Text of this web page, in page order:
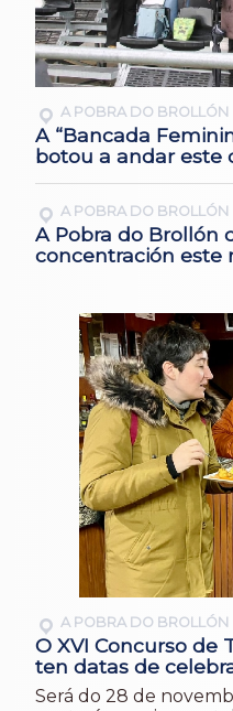
A POBRA DO BROLLÓN
A “Bancada
botou a andar este
A POBRA DO BROLLÓN
A Pobra do Brollón
concentración este
A POBRA DO BROLLÓN
O XVI Concurso de
ten datas de
Será do 28 de